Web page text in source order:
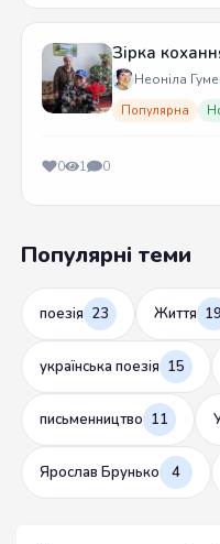
Зірка
Неоніла
Популярна
0 1 0
Популярні теми
поезія 23 Життя 19
українська поезія 15
письменництво 11
Ярослав Брунько 4